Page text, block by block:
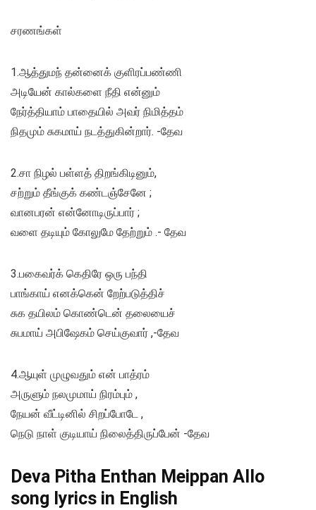
சரணங்கள்
1.ஆத்துமந் தன்னைக் குளிரப்பண்ணி
அடியேன் கால்களை நீதி என்னும்
நேர்த்தியாம் பாதையில் அவர் நிமித்தம்
நிதமும் சுகமாய் நடத்துகின்றார். -தேவ
2.சா நிழல் பள்ளத் திறங்கிடினும்,
சற்றும் தீங்குக் கண்டஞ்சேனே ;
வானபரன் என்னோடிருப்பார் ;
வளை தடியும் கோலுமே தேற்றும் .- தேவ
3.பகைவர்க் கெதிரே ஒரு பந்தி
பாங்காய் எனக்கென் றேற்படுத்திச்
சுக தயிலம் கொண்டென் தலையைச்
சுபமாய் அபிஷேகம் செய்குவார் ,-தேவ
4.ஆயுள் முழுவதும் என் பாத்ரம்
அருளும் நலமுமாய் நிரம்பும் ,
நேயன் வீட்டினில் சிறப்போடே ,
நெடு நாள் குடியாய் நிலைத்திருப்பேன் -தேவ
Deva Pitha Enthan Meippan Allo
song lyrics in English